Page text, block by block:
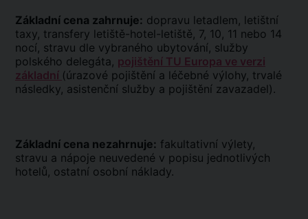
Základní cena zahrnuje: dopravu letadlem, letištní
taxy, transfery letiště-hotel-letiště, 7, 10, 11 nebo 14
nocí, stravu dle vybraného ubytování, služby
polského delegáta, pojištění TU Europa ve verzi
základní (úrazové pojištění a léčebné výlohy, trvalé
následky, asistenční služby a pojištění zavazadel).
Základní cena nezahrnuje: fakultativní výlety,
stravu a nápoje neuvedené v popisu jednotlivých
hotelů, ostatní osobní náklady.